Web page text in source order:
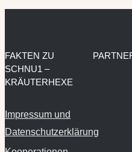
KRÄUTERHEXE
Datenschutzerklärung
Kooperationen
About